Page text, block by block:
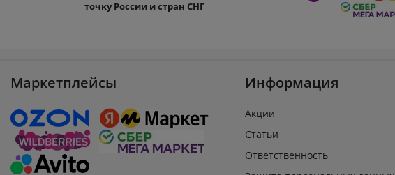
точку России и стран СНГ
Маркетплейсы Информация
Акции
Статьи
Ответственность